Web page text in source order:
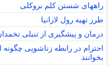
راههای شستن کلم بروکلی
طرز تهیه رول لازانیا
درمان و پیشگیری از تنبلی
احترام در رابطه زناشویی
بخوانند